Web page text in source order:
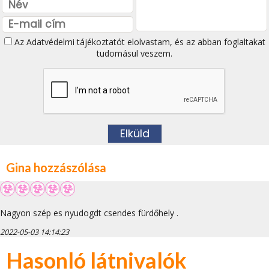
Az Adatvédelmi tájékoztatótelolvastam, és az abban foglaltakat
tudomásul veszem.
Gina hozzászólása
Nagyon szép es nyudogdt csendes fürdőhely .
2022-05-03 14:14:23
Hasonló látnivalók